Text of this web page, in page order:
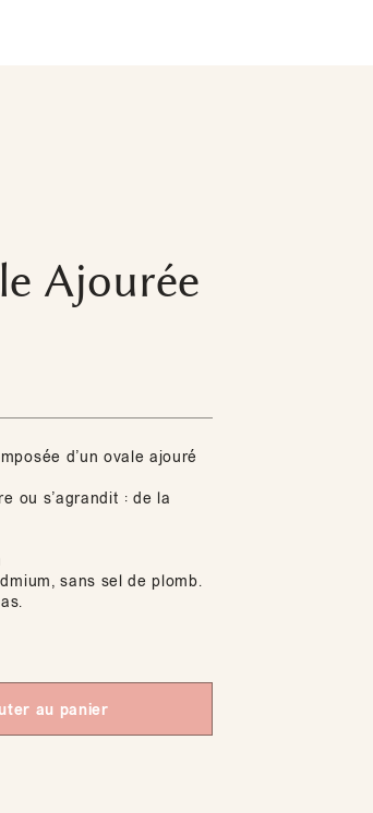
Ajourée
d’un ovale ajouré
ou s’agrandit : de la
sans sel de plomb.
au panier